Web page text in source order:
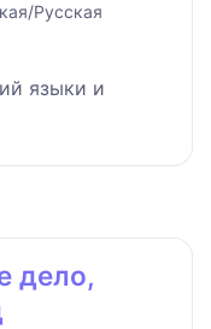
Русская
языки и
дело,